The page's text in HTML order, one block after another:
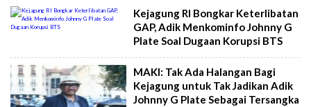
Kejagung RI Bongkar Keterlibatan
GAP, Adik Menkominfo Johnny G
Plate Soal Dugaan Korupsi BTS
MAKI: Tak Ada Halangan Bagi
Kejagung untuk Tak Jadikan Adik
Johnny G Plate Sebagai Tersangka